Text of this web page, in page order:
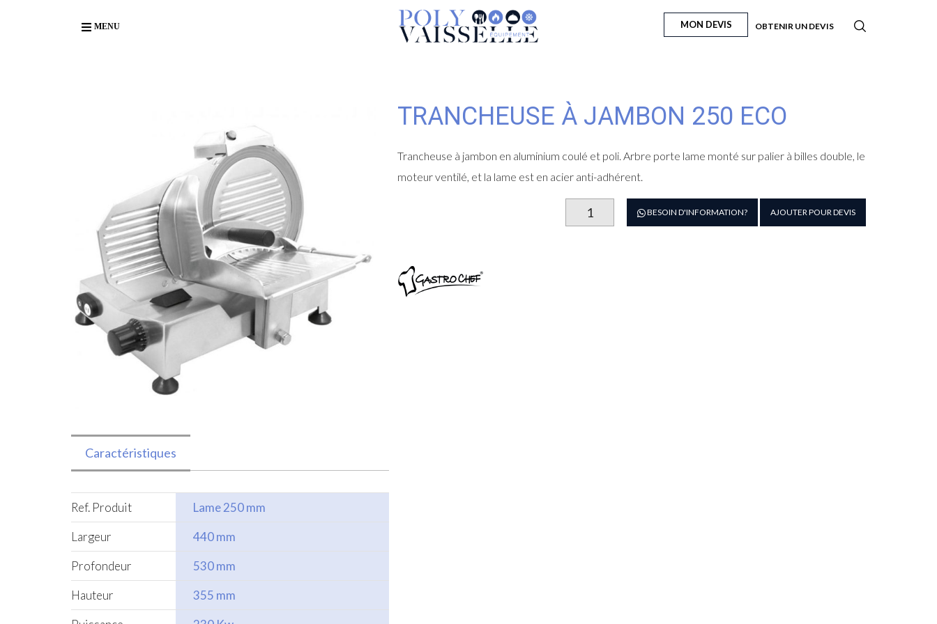
MENU MON DEVIS OBTENIR UN DEVIS
TRANCHEUSE À JAMBON 250 ECO
Trancheuse à jambon en aluminium coulé et poli. Arbre porte lame monté sur palier à billes double, le
moteur ventilé, et la lame est en acier anti-adhérent.
quantitéBESOIN D'INFORMATION? AJOUTER POUR DEVIS
Caractéristiques
Ref. Produit
Lame 250 mm
Largeur
440 mm
Profondeur
530 mm
Hauteur
355 mm